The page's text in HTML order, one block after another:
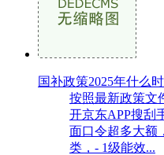
国补政策2025年什么
按照最新政策文
开京东APP搜刮
面口令超多大额
类，- 1级能效...